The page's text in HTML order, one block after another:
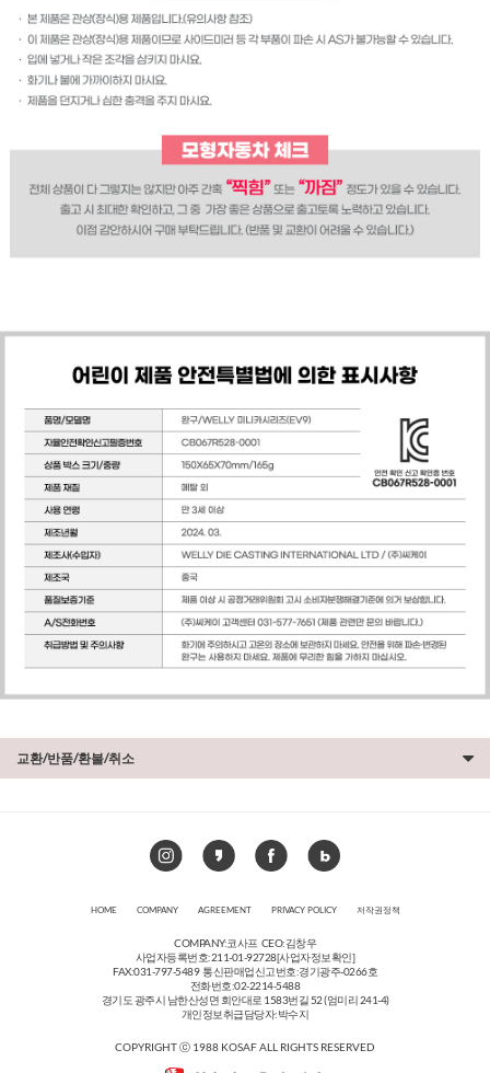
교환/반품/환불/취소
HOME COMPANY AGREEMENT PRIVACY POLICY 저작권정책
COMPANY:코사프 CEO:김창우
사업자등록번호:211-01-92728[사업자정보확인]
FAX:031-797-5489 통신판매업신고번호:경기광주-0266호
전화번호:02-2214-5488
경기도 광주시 남한산성면 회안대로 1583번길 52 (엄미리 241-4)
개인정보취급담당자:박수지
COPYRIGHT ⓒ 1988 KOSAF ALL RIGHTS RESERVED